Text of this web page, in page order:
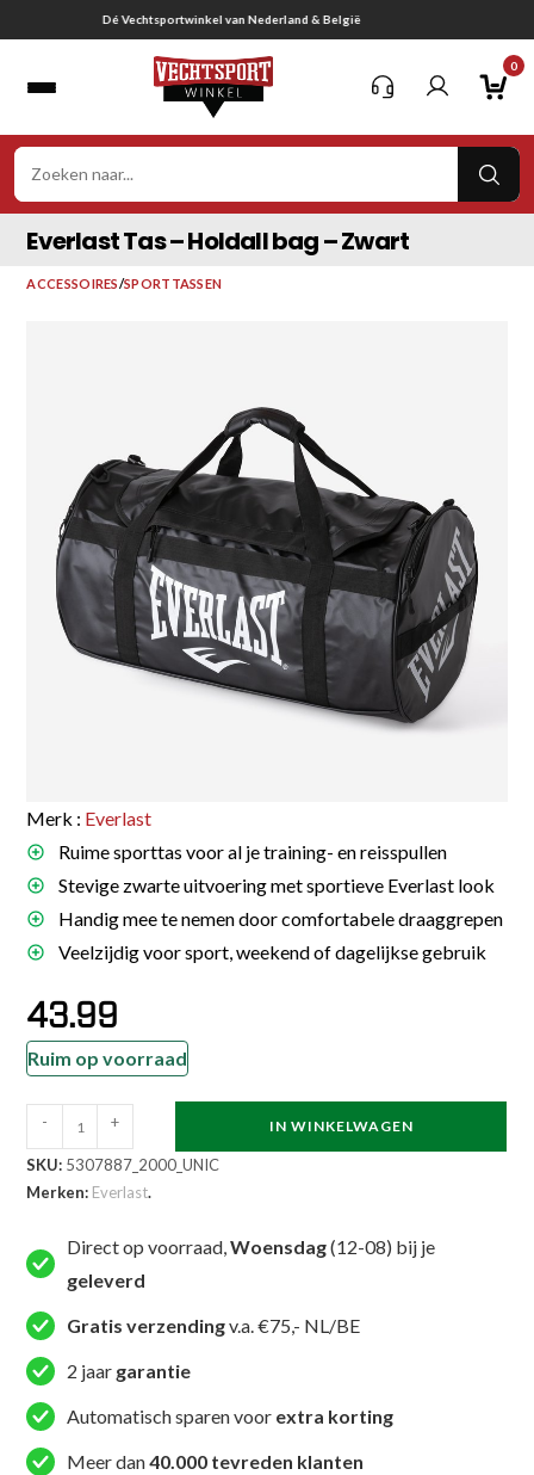
naar
Gratis verzending vanaf € 75,-
0
Everlast Tas – Holdall bag – Zwart
ACCESSOIRES/SPORTTASSEN
Merk : Everlast
Ruime sporttas voor al je training- en reisspullen
Stevige zwarte uitvoering met sportieve Everlast look
Handig mee te nemen door comfortabele draaggrepen
Veelzijdig voor sport, weekend of dagelijkse gebruik
43.99
Ruim op voorraad
Everlast
Tas
-
-
Zwart
aantal
- + IN WINKELWAGEN
SKU: 5307887_2000_UNIC
Merken: Everlast.
Direct op voorraad,Woensdag(12-08) bij je
geleverd
Gratis verzendingv.a. €75,- NL/BE
2 jaar garantie
Automatisch sparen voor extra korting
Meer dan40.000 tevreden klanten